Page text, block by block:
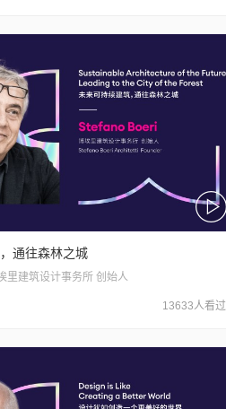
通往森林之城
里建筑设计事务所 创始人
13633人看过